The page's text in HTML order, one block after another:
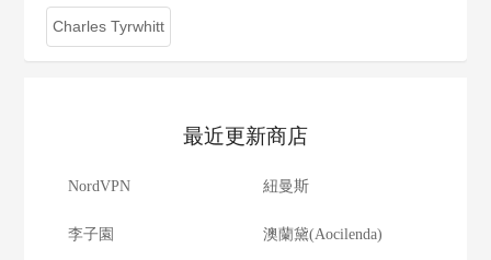
Charles Tyrwhitt
最近更新商店
NordVPN 紐曼斯
李子園 澳蘭黛(Aocilenda)